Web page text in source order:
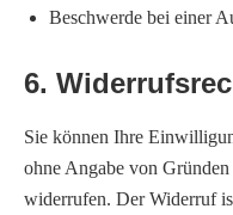
Beschwerde bei einer
6.
Sie können Ihre
ohne Angabe von
widerrufen. Der Widerruf